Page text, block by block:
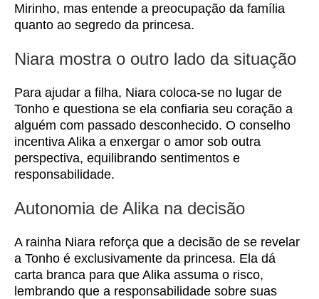
Mirinho, mas entende a preocupação da família
quanto ao segredo da princesa.
Niara mostra o outro lado da situação
Para ajudar a filha, Niara coloca-se no lugar de
Tonho e questiona se ela confiaria seu coração a
alguém com passado desconhecido. O conselho
incentiva Alika a enxergar o amor sob outra
perspectiva, equilibrando sentimentos e
responsabilidade.
Autonomia de Alika na decisão
A rainha Niara reforça que a decisão de se revelar
a Tonho é exclusivamente da princesa. Ela dá
carta branca para que Alika assuma o risco,
lembrando que a responsabilidade sobre suas